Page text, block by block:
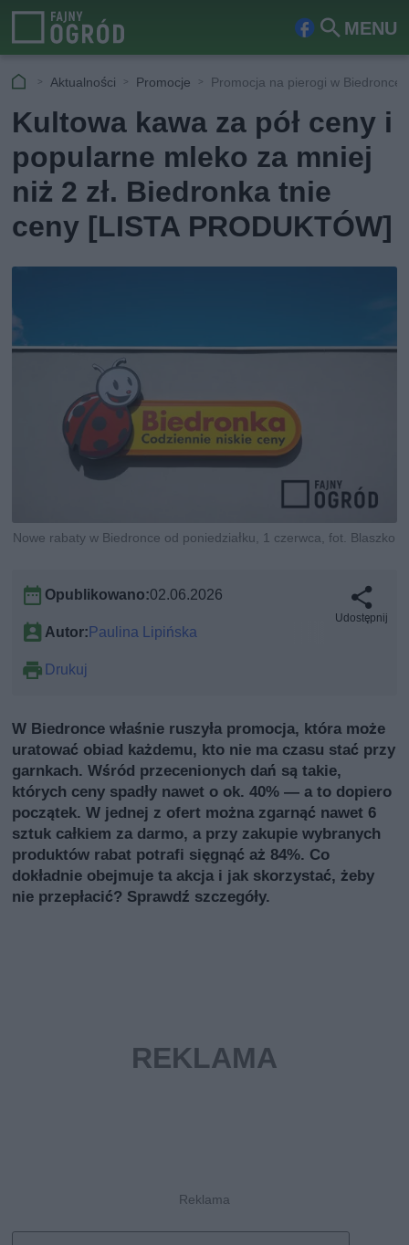
MENU
Fa
ook
Szu
kaj
Aktualności Promocje Promocja na pierogi w Biedronce
Kultowa kawa za pół ceny i
popularne mleko za mniej
niż 2 zł. Biedronka tnie
ceny [LISTA PRODUKTÓW]
Nowe rabaty w Biedronce od poniedziałku, 1 czerwca, fot. Blaszko
Opublikowano:02.06.2026
Autor:Paulina Lipińska
Drukuj
Udostępnij
W Biedronce właśnie ruszyła promocja, która może
uratować obiad każdemu, kto nie ma czasu stać przy
garnkach. Wśród przecenionych dań są takie,
których ceny spadły nawet o ok. 40% — a to dopiero
początek. W jednej z ofert można zgarnąć nawet 6
sztuk całkiem za darmo, a przy zakupie wybranych
produktów rabat potrafi sięgnąć aż 84%. Co
dokładnie obejmuje ta akcja i jak skorzystać, żeby
nie przepłacić? Sprawdź szczegóły.